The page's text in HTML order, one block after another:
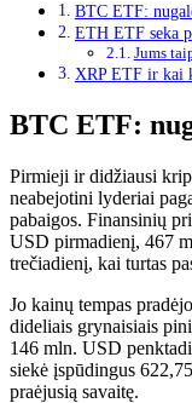
BTC ETF:
ETH ETF seka
Jums
XRP ETF ir kai
BTC ETF:
Pirmieji ir didžiausi
neabejotini lyderiai
pabaigos. Finansinių
USD pirmadienį, 467
trečiadienį, kai turtas
Jo kainų tempas
dideliais grynaisiais
146 mln. USD
siekė įspūdingus
praėjusią savaitę.